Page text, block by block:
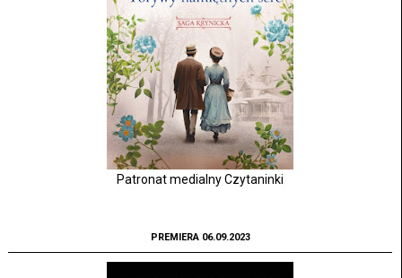
Patronat medialny Czytaninki
PREMIERA 06.09.2023